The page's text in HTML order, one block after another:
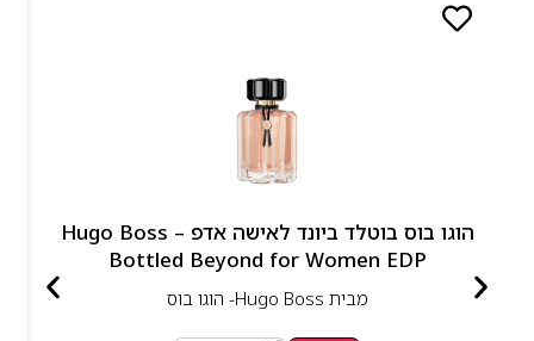
הוגו בוס בוטלד ביונד לאישה אדפ – Hugo Boss
Bottled Beyond for Women EDP
מבית Hugo Boss- הוגו בוס